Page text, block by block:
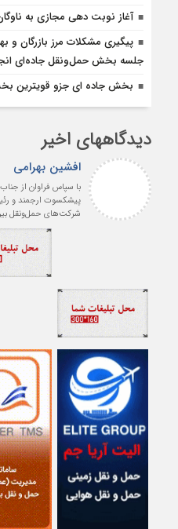
آغاز نوبت دهی مجازی به
پیگیری مشکلات مرز بازرگان و
جلسه بخش حمل‌ونقل جاده‌ای
بخش جاده ای جزو قویترین
دیدگاههای اخیر
افشین بهرامی
با سپاس فراوان از
پیشکسوت ارجمند و
شرکت‌های حمل‌ونقل